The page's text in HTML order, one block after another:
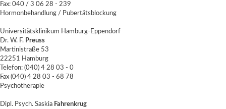
Fax: 040 / 3 06 28 - 239
Hormonbehandlung / Pubertätsblockung
Universitätsklinikum Hamburg-Eppendorf
Dr. W. F. Preuss
Martinistraße 53
22251 Hamburg
Telefon: (040) 4 28 03 - 0
Fax (040) 4 28 03 - 68 78
Psychotherapie
Dipl. Psych. Saskia Fahrenkrug